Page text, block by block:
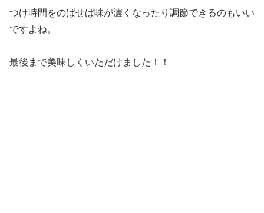
つけ時間をのばせば味が濃くなったり調節できるのもいい
ですよね。
最後まで美味しくいただけました！！